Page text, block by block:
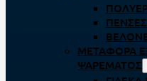
ΜΕΤΑΦΟΡΆ
ΨΑΡΈΜΑΤΟΣ